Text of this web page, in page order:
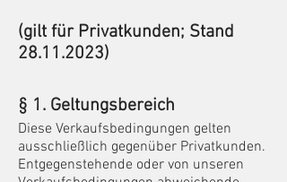
(gilt für Privatkunden; Stand
28.11.2023)
§ 1. Geltungsbereich
Diese Verkaufsbedingungen gelten
ausschließlich gegenüber Privatkunden.
Entgegenstehende oder von unseren